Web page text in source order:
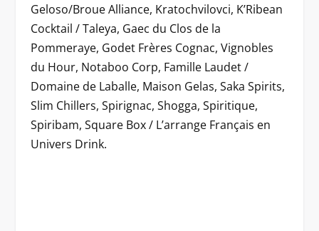
Geloso/Broue Alliance, Kratochvilovci, K’Ribean
Cocktail / Taleya, Gaec du Clos de la
Pommeraye, Godet Frères Cognac, Vignobles
du Hour, Notaboo Corp, Famille Laudet /
Domaine de Laballe, Maison Gelas, Saka Spirits,
Slim Chillers, Spirignac, Shogga, Spiritique,
Spiribam, Square Box / L’arrange Français en
Univers Drink.